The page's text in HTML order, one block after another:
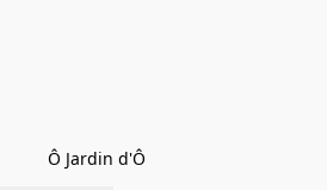
Ô Jardin d'Ô